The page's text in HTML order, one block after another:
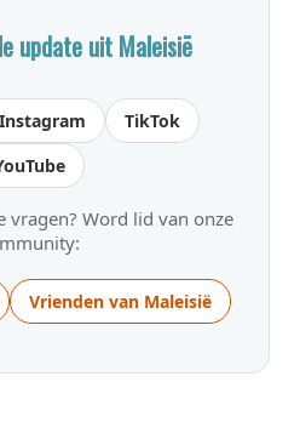
update uit Maleisië
Instagram
TikTok
vragen? Word lid van onze
Vrienden van Maleisië